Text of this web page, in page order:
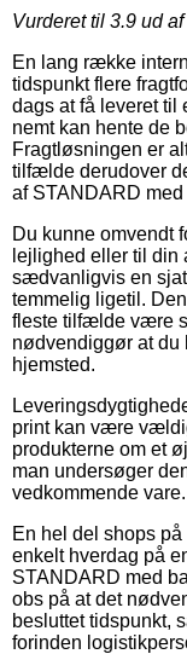
Vurderet til 3.9 ud
En lang række
tidspunkt flere
dags at få leveret til
nemt kan hente de
Fragtløsningen er
tilfælde derudover
af STANDARD
Du kunne omvendt
lejlighed eller til din
sædvanligvis en
temmelig ligetil.
fleste tilfælde være
nødvendiggør at du
hjemsted.
print kan være
produkterne om et
man undersøger
vedkommende vare.
En hel del shops
enkelt hverdag på
STANDARD med
obs på at det
besluttet tidspunkt,
forinden